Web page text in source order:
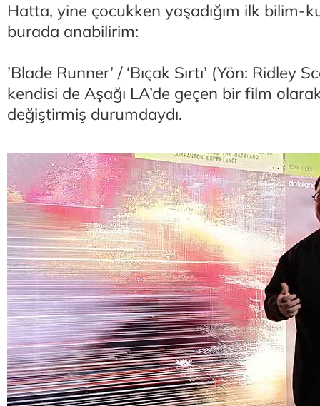
Hatta, yine çocukken yaşadığım ilk bilim-
burada anabilirim:
’Blade Runner’ / ‘Bıçak Sırtı’ (Yön: Ridley
kendisi de Aşağı LA’de geçen bir film
değiştirmiş durumdaydı.